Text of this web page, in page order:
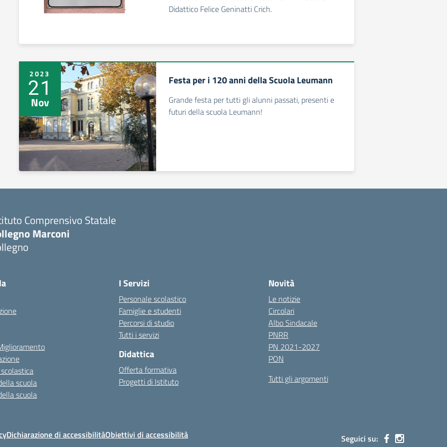
Didattico Felice Geninatti Crich.
2023
21
Nov
Festa per i 120 anni della Scuola Leumann
Grande festa per tutti gli alunni passati, presenti e
futuri della scuola Leumann!
Comprensivo Statale
Marconi
scuola
scuola
I Servizi
Personale scolastico
Famiglie e studenti
Percorsi di studio
Tutti i servizi
Didattica
Offerta formativa
Progetti di Istituto
Novità
Le notizie
Circolari
Albo Sindacale
PNRR
PN 2021-2027
PON
Tutti gli argomenti
Dichiarazione di accessibilitàObiettivi di accessibilità Seguici su: